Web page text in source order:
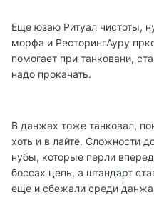
Еще юзаю Ритуал чистоты,
морфа и РесторингАуру
помогает при танковани,
надо прокачать.
В данжах тоже танковал,
хоть и в лайте. Сложности
нубы, которые перли
боссах цепь, а штандарт
еще и сбежали среди